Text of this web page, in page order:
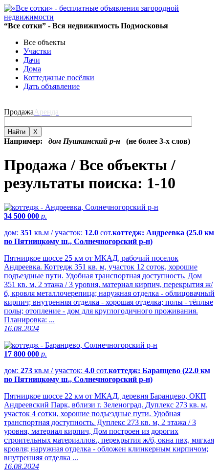
“Все сотки” - Вся недвижимость Подмосковья
Все объекты
Участки
Дачи
Дома
Коттеджные посёлки
Дать объявление
ПродажаАренда
Найти X
Например: дом Пушкинский р-н (не более 3-х слов)
Продажа / Все объекты /
результаты поиска: 1-10
34 500 000 р.
дом: 351 кв.м / участок: 12.0 сот.коттедж: Андреевка (25.0 км
по Пятницкому ш., Солнечногорский р-н)
Пятницкое шоссе 25 км от МКАД, рабочий поселок
Андреевка. Коттедж 351 кв. м, участок 12 соток, хорошие
подъездные пути. Удобная транспортная доступность. Дом
351 кв. м, 2 этажа / 3 уровня, материал кирпич, перекрытия ж/
б, кровля металлочерепица; наружная отделка - облицовачный
кирпич; внутренняя отделка - хорошая отделка; полы - тёплые
полы; отопление - дом для круглогодичного проживания.
Планировка: ...
16.08.2024
17 800 000 р.
дом: 273 кв.м / участок: 4.0 сот.коттедж: Баранцево (22.0 км
по Пятницкому ш., Солнечногорский р-н)
Пятницкое шоссе 22 км от МКАД, деревня Баранцево, ОКП
Андреевский Парк, вблизи г. Зеленоград. Дуплекс 273 кв. м,
участок 4 сотки, хорошие подъездные пути. Удобная
транспортная доступность. Дуплекс 273 кв. м, 2 этажа / 3
уровня, материал кирпич, Дом построен из дорогих
строительных материаллов., перекрытия ж/б, окна пвх, мягкая
кровля; наружная отделка - обложен клинкерным кирпичом;
внутренняя отделка ...
16.08.2024